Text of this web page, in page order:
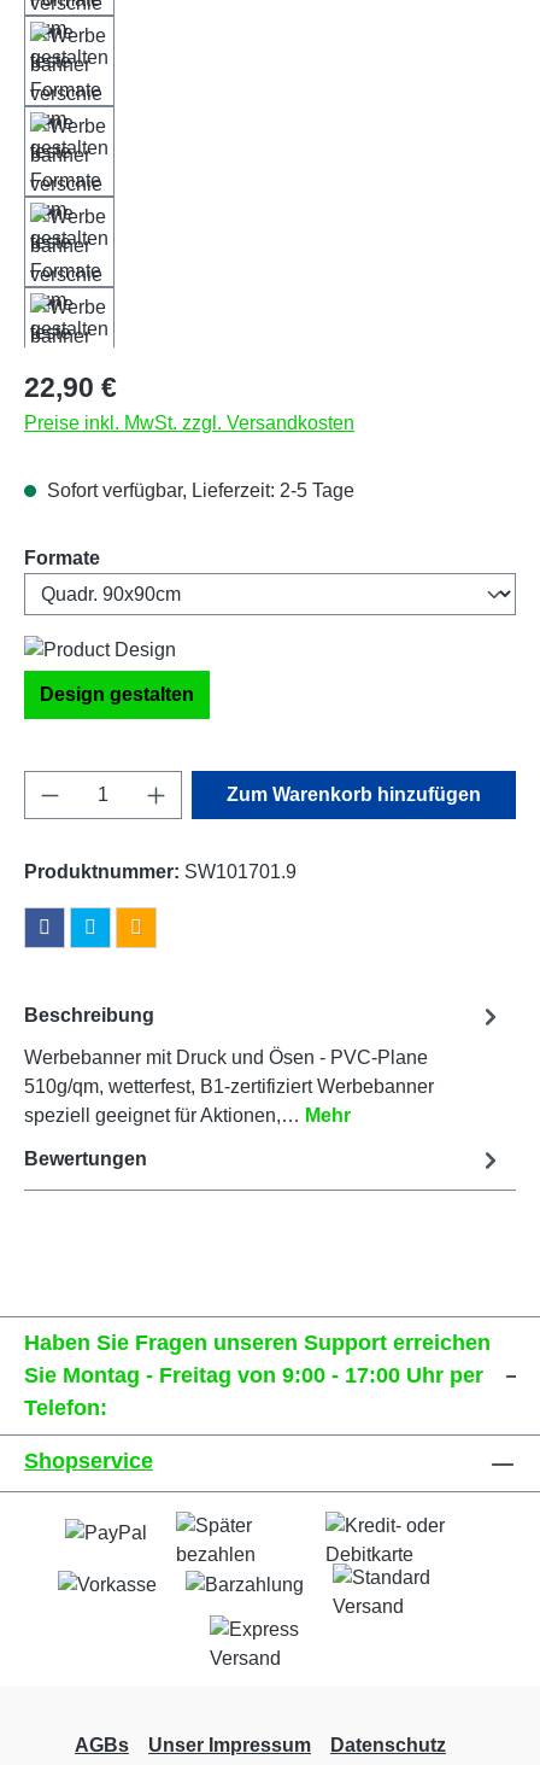
Regulärer Preis:
22,90 €
Preise inkl. MwSt. zzgl. Versandkosten
Sofort verfügbar, Lieferzeit: 2-5 Tage
Formateauswählen
Design gestalten
Produkt Anzahl: Gib den gewünschten
Zum Warenkorb hinzufügen
Produktnummer: SW101701.9
Beschreibung
Werbebanner mit Druck und Ösen - PVC-Plane
510g/qm, wetterfest, B1-zertifiziert Werbebanner
speziell geeignet für Aktionen,… Mehr
Bewertungen
Haben Sie Fragen unseren Support erreichen
Sie Montag - Freitag von 9:00 - 17:00 Uhr per
Telefon:
Shopservice
AGBs Unser Impressum Datenschutz